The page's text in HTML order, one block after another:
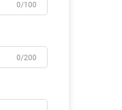
0/100
0/200